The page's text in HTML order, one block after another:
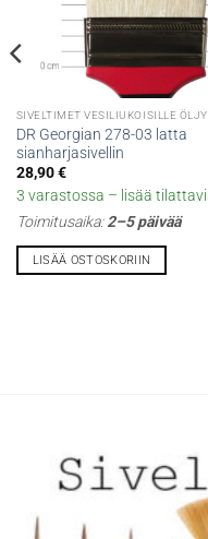
SIVELTIMET VESILIUKOISILLE
DR Georgian 278-03 latta
sianharjasivellin
28,90€
3 varastossa – lisää
Toimitusaika:2–5 päivää
LISÄÄ OSTOSKORIIN